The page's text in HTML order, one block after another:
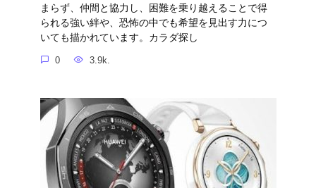
まらず、仲間と協力し、困難を乗り越えることで得
られる強い絆や、恐怖の中でも希望を見出す力につ
いても描かれています。カラダ探し
0 3.9k.